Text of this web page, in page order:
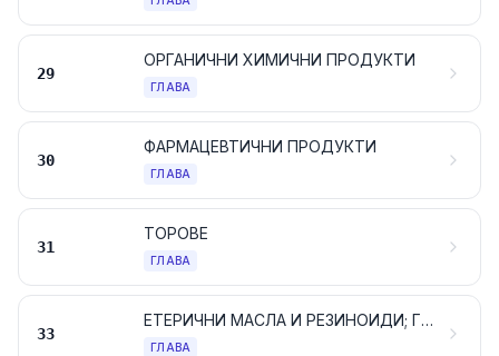
29
ОРГАНИЧНИ ХИМИЧНИ ПРОДУКТИ
ГЛАВА
30
ФАРМАЦЕВТИЧНИ ПРОДУКТИ
ГЛАВА
31
ТОРОВЕ
ГЛАВА
33
ЕТЕРИЧНИ МАСЛА И РЕЗИНОИДИ; ГОТОВИ ПАРФЮМЕРИЙНИ ИЛИ ТОАЛЕТНИ ПРОДУКТИ И КОЗМЕТИЧНИ ПРЕПАРАТИ
ГЛАВА